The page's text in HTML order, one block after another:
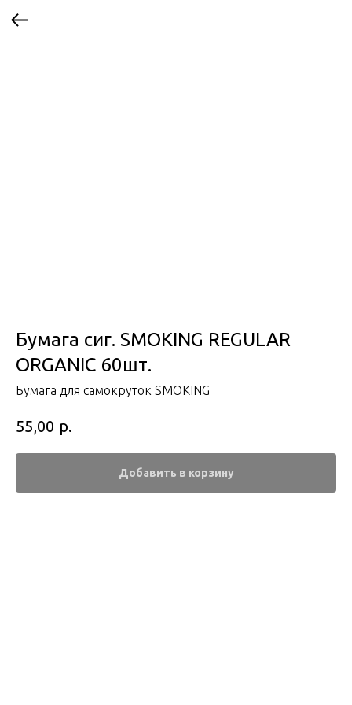
Бумага сиг. SMOKING REGULAR
ORGANIC 60шт.
Бумага для самокруток SMOKING
55,00 р.
Добавить в корзину